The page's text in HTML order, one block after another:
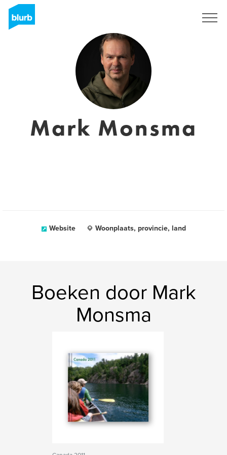
Mark Monsma
Website Woonplaats, provincie, land
Boeken door Mark
Monsma